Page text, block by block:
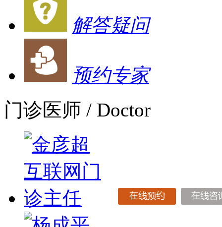
解答疑问
预约专家
门诊医师 / Doctor